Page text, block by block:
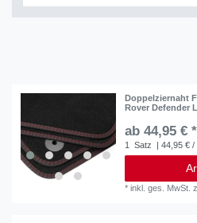
Doppelziernaht
Rover Defender
ab 44,95 € *
1 Satz | 44,95 € /
*inkl. ges. MwSt.